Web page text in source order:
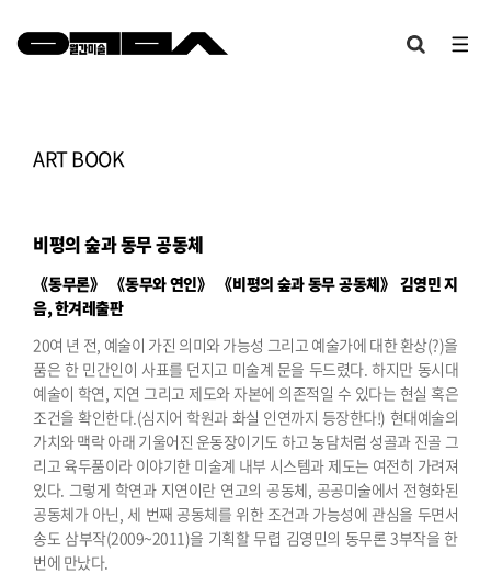
ART BOOK
비평의 숲과 동무 공동체
《동무론》 《동무와 연인》 《비평의 숲과 동무 공동체》 김영민 지
음, 한겨레출판
20여 년 전, 예술이 가진 의미와 가능성 그리고 예술가에 대한 환상(?)을
품은 한 민간인이 사표를 던지고 미술계 문을 두드렸다. 하지만 동시대
예술이 학연, 지연 그리고 제도와 자본에 의존적일 수 있다는 현실 혹은
조건을 확인한다.(심지어 학원과 화실 인연까지 등장한다!) 현대예술의
가치와 맥락 아래 기울어진 운동장이기도 하고 농담처럼 성골과 진골 그
리고 육두품이라 이야기한 미술계 내부 시스템과 제도는 여전히 가려져
있다. 그렇게 학연과 지연이란 연고의 공동체, 공공미술에서 전형화된
공동체가 아닌, 세 번째 공동체를 위한 조건과 가능성에 관심을 두면서
송도 삼부작(2009~2011)을 기획할 무렵 김영민의 동무론 3부작을 한
번에 만났다.